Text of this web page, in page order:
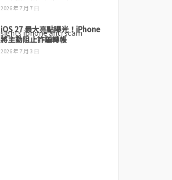
2026 年 7 月 7 日
iOS 27 最大亮點曝光！iPhone
將主動阻止詐騙轉帳
2026 年 7 月 3 日